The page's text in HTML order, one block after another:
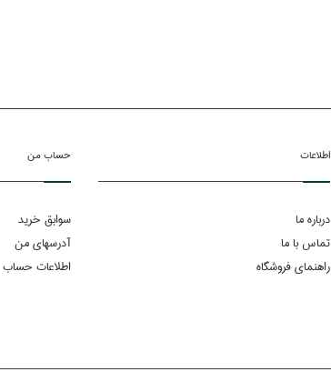
اطلاعات
درباره ما
تماس با ما
راهنمای فروشگاه
حساب من
سوابق خرید
آدرسهای من
اطلاعات حساب